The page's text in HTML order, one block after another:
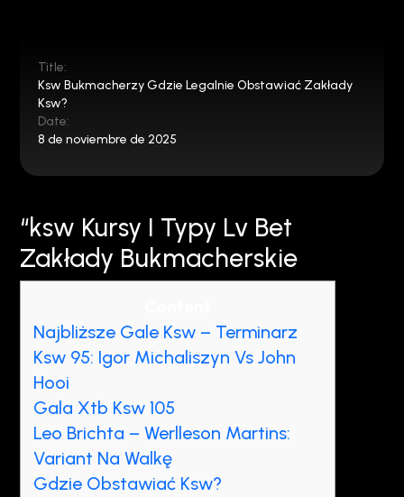
Title:
Ksw Bukmacherzy Gdzie Legalnie Obstawiać Zakłady
Ksw?
Date:
8 de noviembre de 2025
“ksw Kursy I Typy Lv Bet
Zakłady Bukmacherskie
Najbliższe Gale Ksw – Terminarz
Ksw 95: Igor Michaliszyn Vs John
Hooi
Gala Xtb Ksw 105
Leo Brichta – Werlleson Martins:
Variant Na Walkę
Gdzie Obstawiać Ksw?